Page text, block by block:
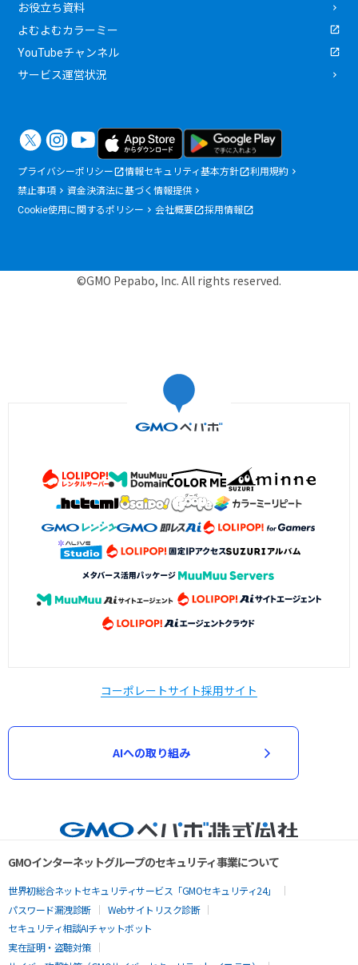
お役立ち資料
よむよむカラーミー
YouTubeチャンネル
サービス運営状況
プライバシーポリシー 情報セキュリティ基本方針
利用規約
禁止事項
資金決済法に基づく情報提供
Cookie使用に関するポリシー
会社概要 採用情報
©GMO Pepabo, Inc. All rights reserved.
コーポレートサイト採用サイト
AIへの取り組み
GMOインターネットグループのセキュリティ事業について
世界初総合ネットセキュリティサービス「GMOセキュリティ24」
パスワード漏洩診断
Webサイトリスク診断
セキュリティ相談AIチャットボット
実在証明・盗聴対策